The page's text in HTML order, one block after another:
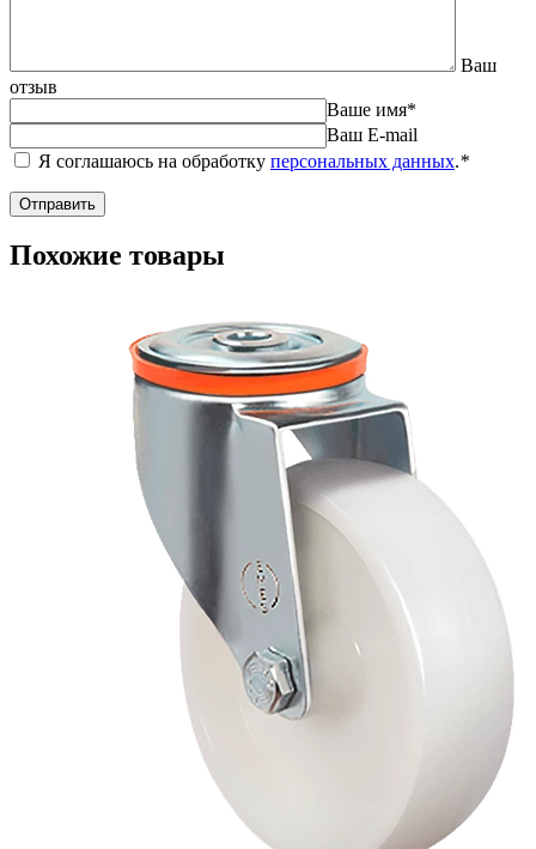
Ваш
отзыв
Ваше имя*
Ваш E-mail
Я соглашаюсь на обработку персональных данных.*
Похожие товары